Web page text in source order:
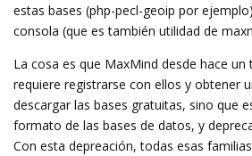
estas bases (php-pecl-geoip por
consola (que es también utilidad de
La cosa es que MaxMind desde hace
requiere registrarse con ellos y obtener
descargar las bases gratuitas, sino que
formato de las bases de datos, y
Con esta depreación, todas esas